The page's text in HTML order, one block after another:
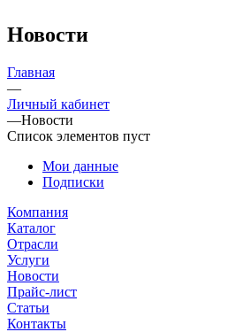
Новости
Главная
—
Личный кабинет
—Новости
Список элементов пуст
Мои данные
Подписки
Компания
Каталог
Отрасли
Услуги
Новости
Прайс-лист
Статьи
Контакты